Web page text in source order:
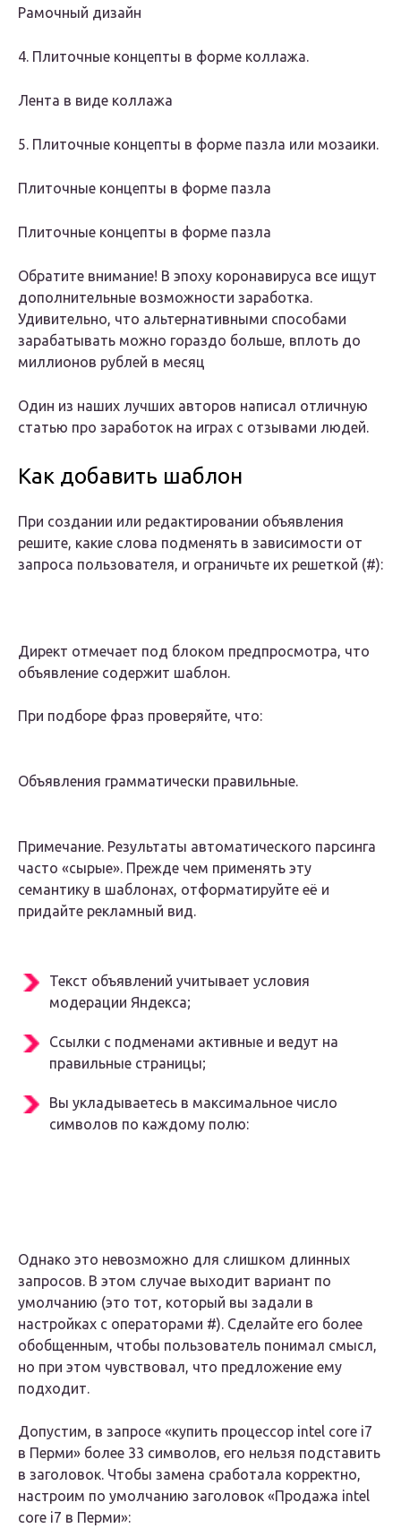
Рамочный дизайн
4. Плиточные концепты в форме коллажа.
Лента в виде коллажа
5. Плиточные концепты в форме пазла или мозаики.
Плиточные концепты в форме пазла
Плиточные концепты в форме пазла
Обратите внимание! В эпоху коронавируса все ищут
дополнительные возможности заработка.
Удивительно, что альтернативными способами
зарабатывать можно гораздо больше, вплоть до
миллионов рублей в месяц
Один из наших лучших авторов написал отличную
статью про заработок на играх с отзывами людей.
Как добавить шаблон
При создании или редактировании объявления
решите, какие слова подменять в зависимости от
запроса пользователя, и ограничьте их решеткой (#):
Директ отмечает под блоком предпросмотра, что
объявление содержит шаблон.
При подборе фраз проверяйте, что:
Объявления грамматически правильные.
Примечание. Результаты автоматического парсинга
часто «сырые». Прежде чем применять эту
семантику в шаблонах, отформатируйте её и
придайте рекламный вид.
Текст объявлений учитывает условия
модерации Яндекса;
Ссылки с подменами активные и ведут на
правильные страницы;
Вы укладываетесь в максимальное число
символов по каждому полю:
Однако это невозможно для слишком длинных
запросов. В этом случае выходит вариант по
умолчанию (это тот, который вы задали в
настройках с операторами #). Сделайте его более
обобщенным, чтобы пользователь понимал смысл,
но при этом чувствовал, что предложение ему
подходит.
Допустим, в запросе «купить процессор intel core i7
в Перми» более 33 символов, его нельзя подставить
в заголовок. Чтобы замена сработала корректно,
настроим по умолчанию заголовок «Продажа intel
core i7 в Перми»: